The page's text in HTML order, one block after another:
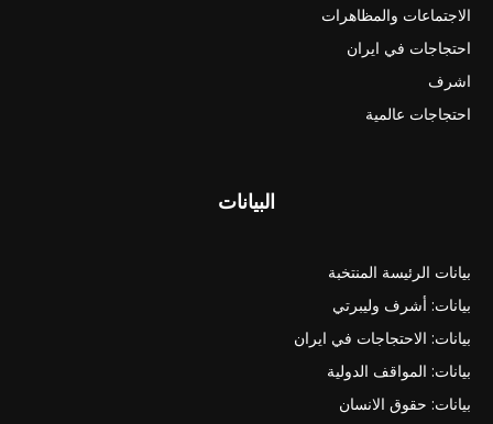
الاجتماعات والمظاهرات
احتجاجات في ايران
اشرف
احتجاجات عالمية
البيانات
بيانات الرئيسة المنتخبة
بيانات: أشرف وليبرتي
بيانات: الاحتجاجات في ايران
بيانات: المواقف الدولية
بيانات: حقوق الانسان